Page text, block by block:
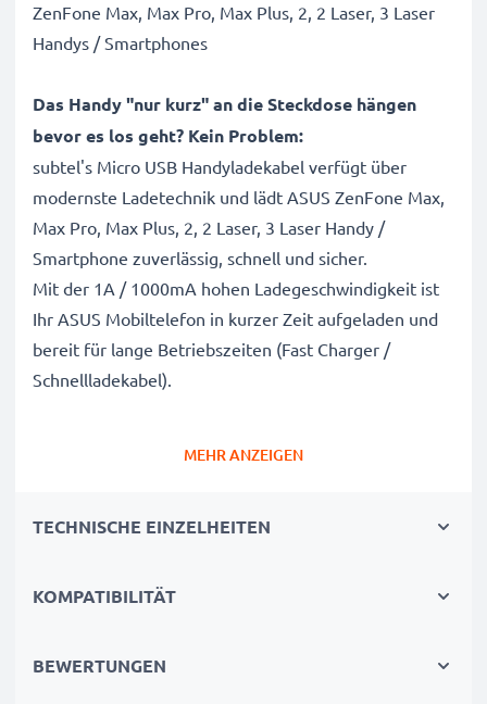
ZenFone Max, Max Pro, Max Plus, 2, 2 Laser, 3 Laser
Handys / Smartphones
Das Handy "nur kurz" an die Steckdose hängen
bevor es los geht? Kein Problem:
subtel's Micro USB Handyladekabel verfügt über
modernste Ladetechnik und lädt ASUS ZenFone Max,
Max Pro, Max Plus, 2, 2 Laser, 3 Laser Handy /
Smartphone zuverlässig, schnell und sicher.
Mit der 1A / 1000mA hohen Ladegeschwindigkeit ist
Ihr ASUS Mobiltelefon in kurzer Zeit aufgeladen und
bereit für lange Betriebszeiten (Fast Charger /
Schnellladekabel).
alle Handys mit Micro USB Ladebuchse /
✔ Kurze Ladezeiten & schnelles Laden
Ladegeschwindigkeit
MEHR ANZEIGEN
TECHNISCHE EINZELHEITEN
KOMPATIBILITÄT
BEWERTUNGEN